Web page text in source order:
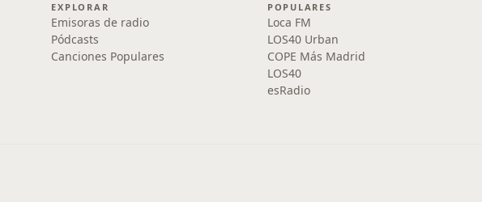
EXPLORAR
Emisoras de radio
Pódcasts
Canciones Populares
POPULARES
Loca FM
LOS40 Urban
COPE Más Madrid
LOS40
esRadio